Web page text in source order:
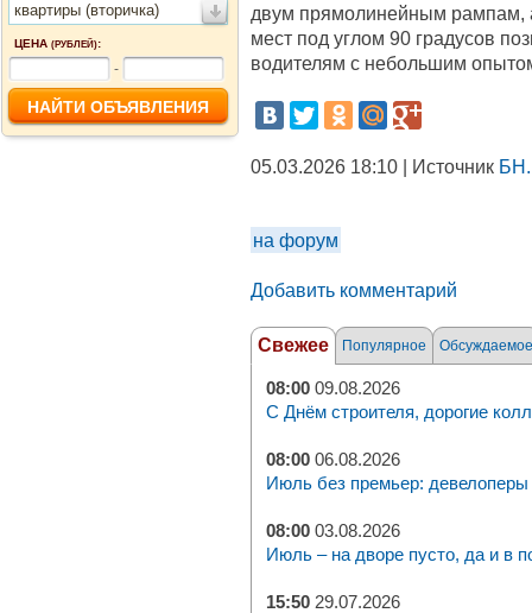
квартиры (вторичка)
ЦЕНА (РУБЛЕЙ):
-
двум прямолинейным рампам,
мест под углом 90 градусов
водителям с небольшим
05.03.2026 18:10 | Источник
на форум
Добавить комментарий
Свежее Популярное Обсуждаемое
08:00 09.08.2026
С Днём строителя, дорогие
08:00 06.08.2026
Июль без премьер: девелоперы
08:00 03.08.2026
Июль – на дворе пусто, да и в
15:50 29.07.2026